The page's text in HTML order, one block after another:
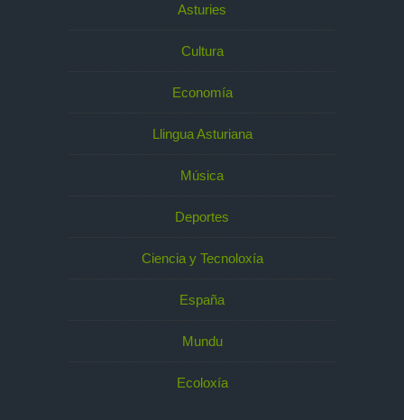
Asturies
Cultura
Economía
Llingua Asturiana
Música
Deportes
Ciencia y Tecnoloxía
España
Mundu
Ecoloxía